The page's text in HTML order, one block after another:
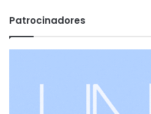
Patrocinadores